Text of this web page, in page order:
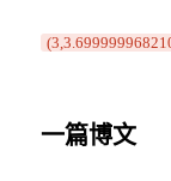
一篇博文